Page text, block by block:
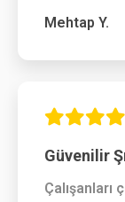
Mehtap Y.
Güvenilir
Çalışanları